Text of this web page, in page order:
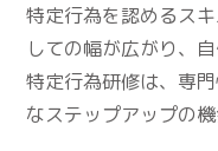
特定行為を認めるス
しての幅が広がり、
特定行為研修は、専
なステップアップの機